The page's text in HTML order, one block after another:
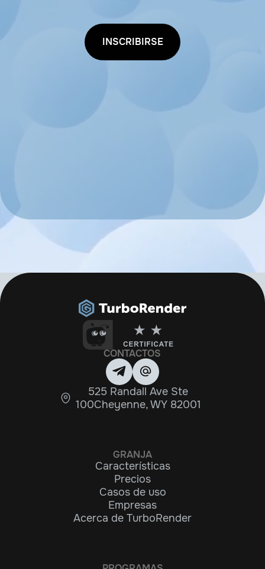
INSCRIBIRSE
GRANJA
Características
Precios
Casos de uso
Empresas
Acerca de TurboRender
CONTACTOS
525 Randall Ave Ste
100Cheyenne, WY 82001